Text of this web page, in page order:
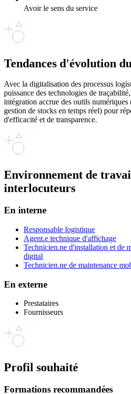
Avoir le sens du service
Tendances d'évolution
Avec la digitalisation des processus
puissance des technologies de
intégration accrue des outils
gestion de stocks en temps réel) pour
d'efficacité et de transparence.
Environnement de
interlocuteurs
En interne
Responsable logistique
Agent.e technique d'affichage
Technicien.ne d'installation et de
digital
Technicien.ne de maintenance
En externe
Prestataires
Fournisseurs
Profil souhaité
Formations recommandées